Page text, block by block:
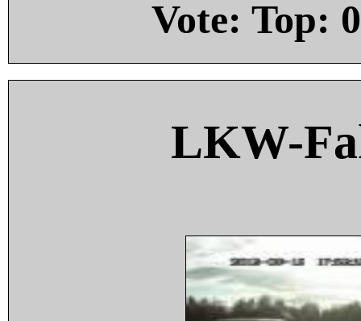
Vote: Top: 0
LKW-